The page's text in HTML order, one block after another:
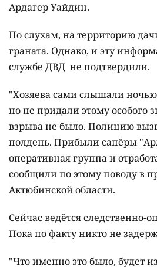
Ардагер Уайдин.
По слухам, на территорию
граната. Однако, и эту
службе ДВД не подтвердили.
"Хозяева сами слышали
но не придали этому особого
взрыва не было. Полицию
полдень. Прибыли сапёры
оперативная группа и
сообщили по этому поводу в
Актюбинской области.
Сейчас ведётся следственно-
Пока по факту никто не
"Что именно это было, будет